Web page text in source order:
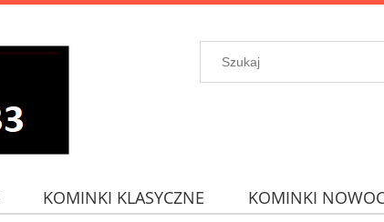
KOMINKI KLASYCZNE
KOMINKI